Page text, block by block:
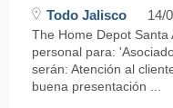
Todo Jalisco 14/
The Home Depot
personal para:
serán: Atención al
buena presentación ...